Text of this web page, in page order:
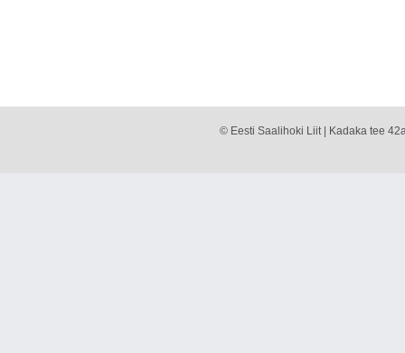
© Eesti Saalihoki Liit | Kadaka tee